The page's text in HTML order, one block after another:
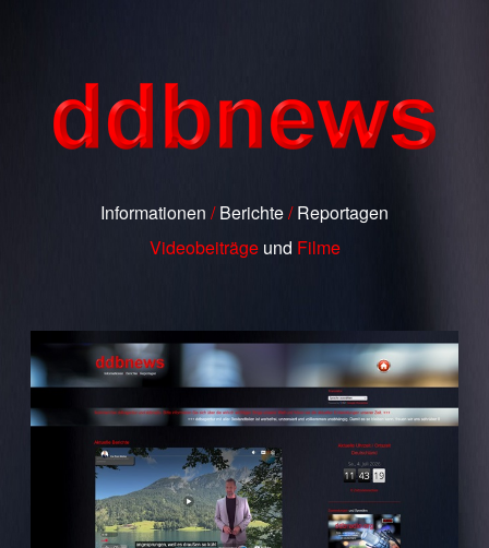
Informationen /Berichte/Reportagen
Videobeiträge und Filme